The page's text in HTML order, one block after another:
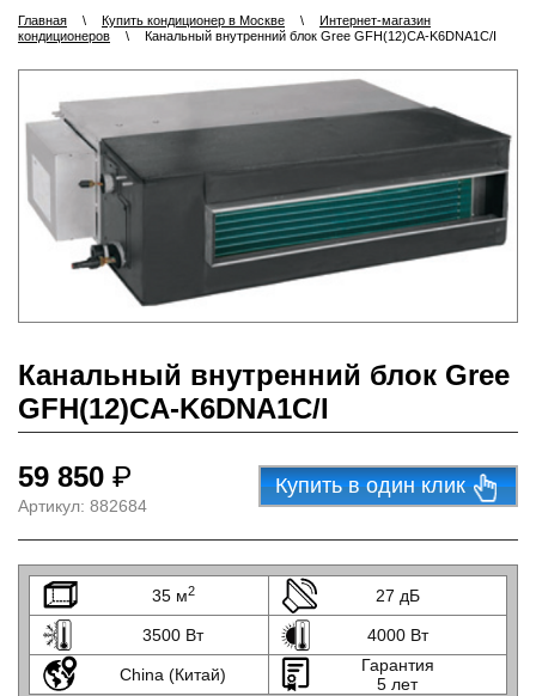
Главная \ Купить кондиционер в Москве \
Интернет-магазин
кондиционеров
\ Канальный внутренний блок Gree GFH(12)CA-K6DNA1C/I
Канальный внутренний блок Gree
GFH(12)CA-K6DNA1C/I
59 850 ₽
Артикул: 882684
Купить в один клик
35 м2 27 дБ
3500 Вт 4000 Вт
China (Китай)
Гарантия
5 лет